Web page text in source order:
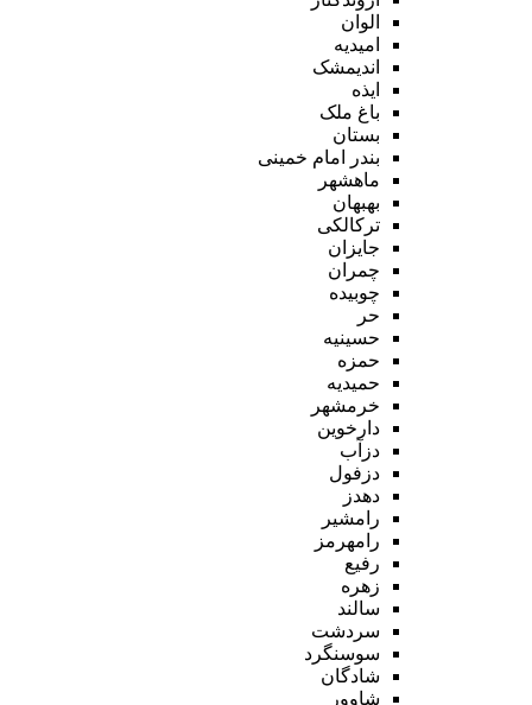
الوان
امیدیه
اندیمشک
ایذه
باغ ملک
بستان
بندر امام خمینی
ماهشهر
بهبهان
ترکالکی
جایزان
چمران
چوبیده
حر
حسینیه
حمزه
حمیدیه
خرمشهر
دارخوین
دزآب
دزفول
دهدز
رامشیر
رامهرمز
رفیع
زهره
سالند
سردشت
سوسنگرد
شادگان
شاوور